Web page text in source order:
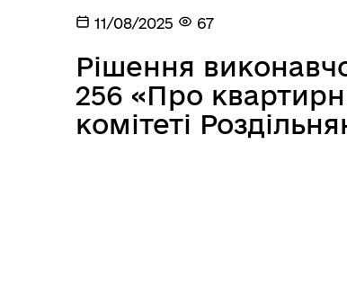
11/08/2025 67
Рішення
256 «Про
комітеті